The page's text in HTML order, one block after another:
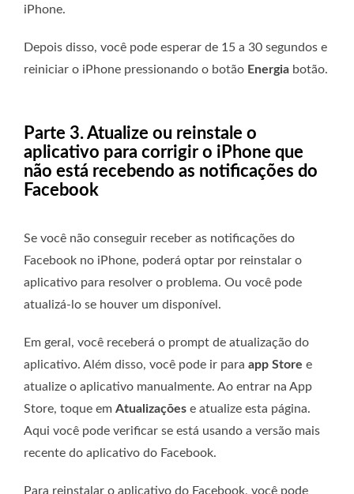
iPhone.
Depois disso, você pode esperar de 15 a 30 segundos e
reiniciar o iPhone pressionando o botão Energia botão.
Parte 3. Atualize ou reinstale o
aplicativo para corrigir o iPhone que
não está recebendo as notificações do
Facebook
Se você não conseguir receber as notificações do
Facebook no iPhone, poderá optar por reinstalar o
aplicativo para resolver o problema. Ou você pode
atualizá-lo se houver um disponível.
Em geral, você receberá o prompt de atualização do
aplicativo. Além disso, você pode ir para app Store e
atualize o aplicativo manualmente. Ao entrar na App
Store, toque em Atualizações e atualize esta página.
Aqui você pode verificar se está usando a versão mais
recente do aplicativo do Facebook.
Para reinstalar o aplicativo do Facebook, você pode